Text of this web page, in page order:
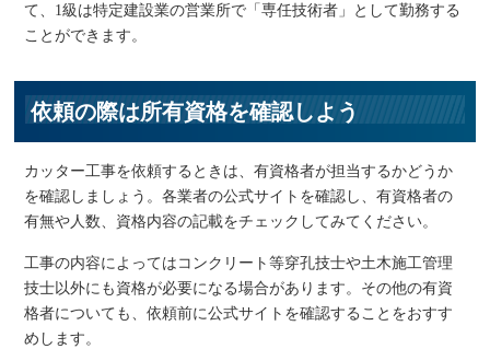
て、1級は特定建設業の営業所で「専任技術者」として勤務する
ことができます。
依頼の際は所有資格を確認しよう
カッター工事を依頼するときは、有資格者が担当するかどうか
を確認しましょう。各業者の公式サイトを確認し、有資格者の
有無や人数、資格内容の記載をチェックしてみてください。
工事の内容によってはコンクリート等穿孔技士や土木施工管理
技士以外にも資格が必要になる場合があります。その他の有資
格者についても、依頼前に公式サイトを確認することをおすす
めします。